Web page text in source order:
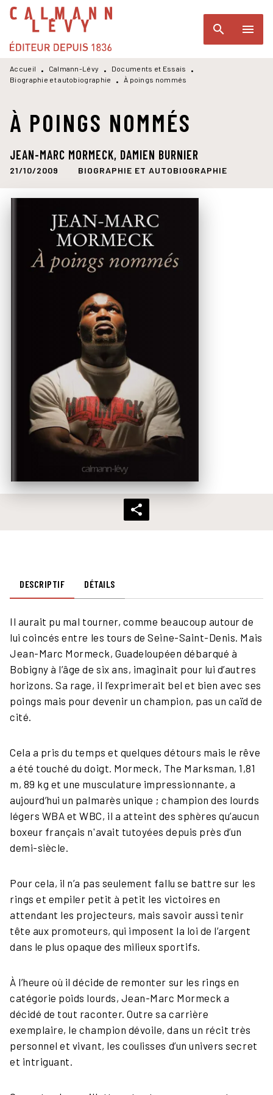
MENU RECHERCHE
PIED DE PAGE
search menu
Accueil • Calmann-Lévy • Documents et Essais
•
Biographie et autobiographie
• À poings nommés
À POINGS NOMMÉS
JEAN-MARC MORMECK, DAMIEN BURNIER
21/10/2009 BIOGRAPHIE ET AUTOBIOGRAPHIE
DESCRIPTIF DÉTAILS
Il aurait pu mal tourner, comme beaucoup autour de
lui coincés entre les tours de Seine-Saint-Denis. Mais
Jean-Marc Mormeck, Guadeloupéen débarqué à
Bobigny à l’âge de six ans, imaginait pour lui d’autres
horizons. Sa rage, il l’exprimerait bel et bien avec ses
poings mais pour devenir un champion, pas un caïd de
cité.
Cela a pris du temps et quelques détours mais le rêve
a été touché du doigt. Mormeck, The Marksman, 1,81
m, 89 kg et une musculature impressionnante, a
aujourd’hui un palmarès unique ; champion des lourds
légers WBA et WBC, il a atteint des sphères qu’aucun
boxeur français n'avait tutoyées depuis près d’un
demi-siècle.
Pour cela, il n’a pas seulement fallu se battre sur les
rings et empiler petit à petit les victoires en
attendant les projecteurs, mais savoir aussi tenir
tête aux promoteurs, qui imposent la loi de l’argent
dans le plus opaque des milieux sportifs.
À l’heure où il décide de remonter sur les rings en
catégorie poids lourds, Jean-Marc Mormeck a
décidé de tout raconter. Outre sa carrière
exemplaire, le champion dévoile, dans un récit très
personnel et vivant, les coulisses d’un univers secret
et intriguant.